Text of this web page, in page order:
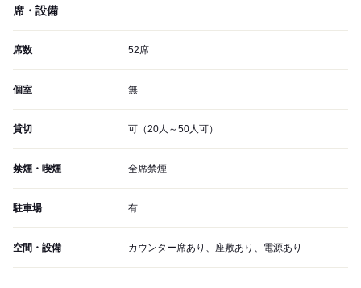
席・設備
席数 52席
個室 無
貸切 可（20人～50人可）
禁煙・喫煙 全席禁煙
駐車場 有
空間・設備 カウンター席あり、座敷あり、電源あり